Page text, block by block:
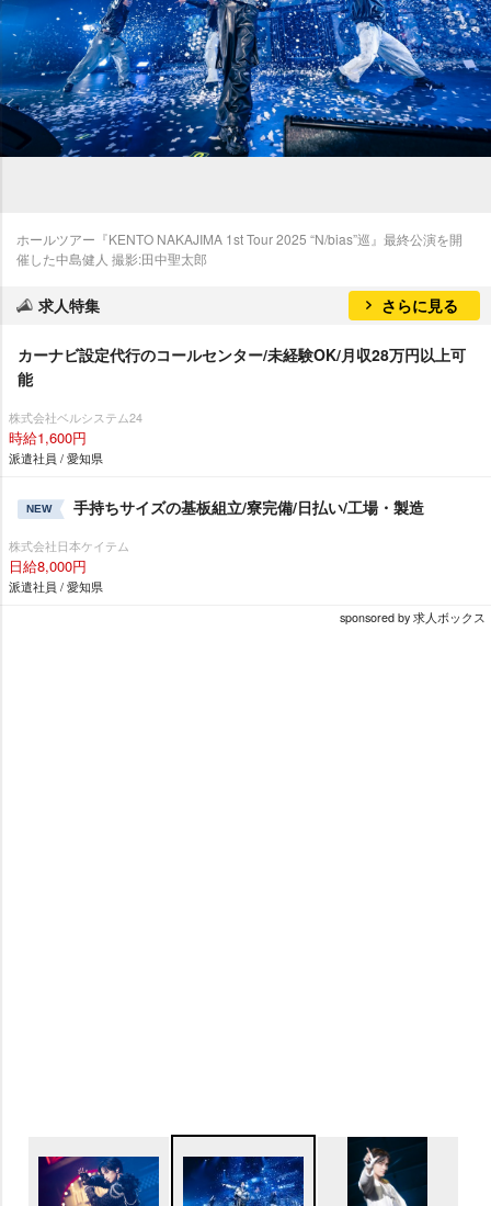
ホールツアー『KENTO NAKAJIMA 1st Tour 2025 “N/bias”巡』最終公演を開
催した中島健人 撮影:田中聖太郎
求人特集 さらに見る
カーナビ設定代行のコールセンター/未経験OK/月収28万円以上可
能
株式会社ベルシステム24
時給1,600円
派遣社員 / 愛知県
NEW 手持ちサイズの基板組立/寮完備/日払い/工場・製造
株式会社日本ケイテム
日給8,000円
派遣社員 / 愛知県
sponsored by 求人ボックス